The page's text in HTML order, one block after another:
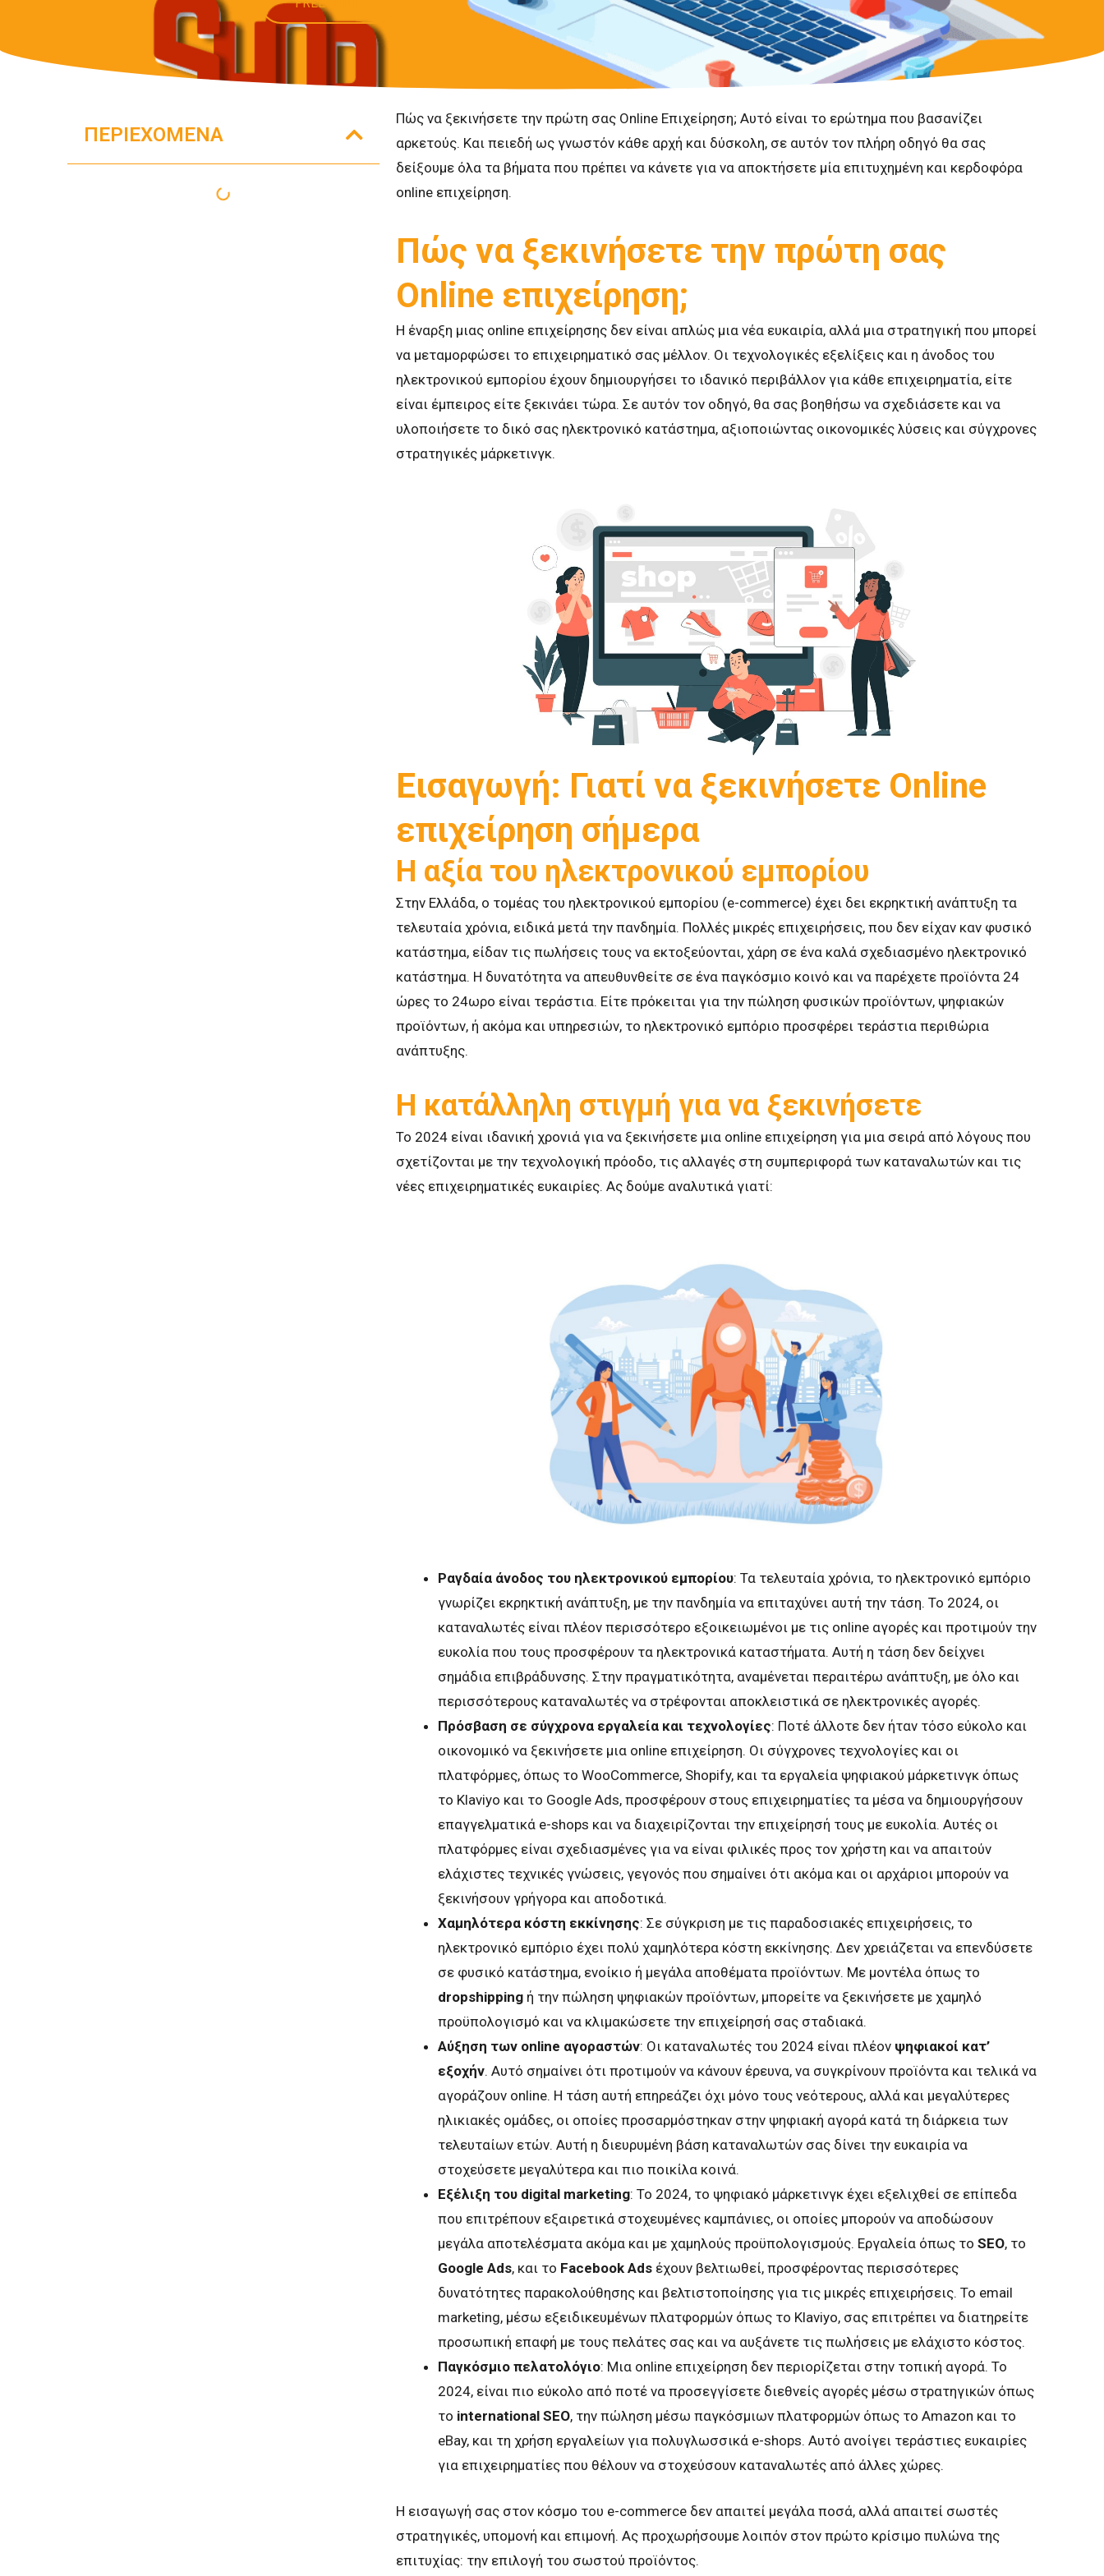
ΠΕΡΙΕΧΌΜΕΝΑ
Πώς να ξεκινήσετε την πρώτη σας Online Επιχείρηση; Αυτό είναι το ερώτημα που βασανίζει
αρκετούς. Και πειεδή ως γνωστόν κάθε αρχή και δύσκολη, σε αυτόν τον πλήρη οδηγό θα σας
δείξουμε όλα τα βήματα που πρέπει να κάνετε για να αποκτήσετε μία επιτυχημένη και κερδοφόρα
online επιχείρηση.
Πώς να ξεκινήσετε την πρώτη σας
Online επιχείρηση;
Η έναρξη μιας online επιχείρησης δεν είναι απλώς μια νέα ευκαιρία, αλλά μια στρατηγική που μπορεί
να μεταμορφώσει το επιχειρηματικό σας μέλλον. Οι τεχνολογικές εξελίξεις και η άνοδος του
ηλεκτρονικού εμπορίου έχουν δημιουργήσει το ιδανικό περιβάλλον για κάθε επιχειρηματία, είτε
είναι έμπειρος είτε ξεκινάει τώρα. Σε αυτόν τον οδηγό, θα σας βοηθήσω να σχεδιάσετε και να
υλοποιήσετε το δικό σας ηλεκτρονικό κατάστημα, αξιοποιώντας οικονομικές λύσεις και σύγχρονες
στρατηγικές μάρκετινγκ.
Εισαγωγή: Γιατί να ξεκινήσετε Online
επιχείρηση σήμερα
Η αξία του ηλεκτρονικού εμπορίου
Στην Ελλάδα, ο τομέας του ηλεκτρονικού εμπορίου (e-commerce) έχει δει εκρηκτική ανάπτυξη τα
τελευταία χρόνια, ειδικά μετά την πανδημία. Πολλές μικρές επιχειρήσεις, που δεν είχαν καν φυσικό
κατάστημα, είδαν τις πωλήσεις τους να εκτοξεύονται, χάρη σε ένα καλά σχεδιασμένο ηλεκτρονικό
κατάστημα. Η δυνατότητα να απευθυνθείτε σε ένα παγκόσμιο κοινό και να παρέχετε προϊόντα 24
ώρες το 24ωρο είναι τεράστια. Είτε πρόκειται για την πώληση φυσικών προϊόντων, ψηφιακών
προϊόντων, ή ακόμα και υπηρεσιών, το ηλεκτρονικό εμπόριο προσφέρει τεράστια περιθώρια
ανάπτυξης.
Η κατάλληλη στιγμή για να ξεκινήσετε
Το 2024 είναι ιδανική χρονιά για να ξεκινήσετε μια online επιχείρηση για μια σειρά από λόγους που
σχετίζονται με την τεχνολογική πρόοδο, τις αλλαγές στη συμπεριφορά των καταναλωτών και τις
νέες επιχειρηματικές ευκαιρίες. Ας δούμε αναλυτικά γιατί:
Ραγδαία άνοδος του ηλεκτρονικού εμπορίου: Τα τελευταία χρόνια, το ηλεκτρονικό εμπόριο
γνωρίζει εκρηκτική ανάπτυξη, με την πανδημία να επιταχύνει αυτή την τάση. Το 2024, οι
καταναλωτές είναι πλέον περισσότερο εξοικειωμένοι με τις online αγορές και προτιμούν την
ευκολία που τους προσφέρουν τα ηλεκτρονικά καταστήματα. Αυτή η τάση δεν δείχνει
σημάδια επιβράδυνσης. Στην πραγματικότητα, αναμένεται περαιτέρω ανάπτυξη, με όλο και
περισσότερους καταναλωτές να στρέφονται αποκλειστικά σε ηλεκτρονικές αγορές.
Πρόσβαση σε σύγχρονα εργαλεία και τεχνολογίες: Ποτέ άλλοτε δεν ήταν τόσο εύκολο και
οικονομικό να ξεκινήσετε μια online επιχείρηση. Οι σύγχρονες τεχνολογίες και οι
πλατφόρμες, όπως το WooCommerce, Shopify, και τα εργαλεία ψηφιακού μάρκετινγκ όπως
το Klaviyo και το Google Ads, προσφέρουν στους επιχειρηματίες τα μέσα να δημιουργήσουν
επαγγελματικά e-shops και να διαχειρίζονται την επιχείρησή τους με ευκολία. Αυτές οι
πλατφόρμες είναι σχεδιασμένες για να είναι φιλικές προς τον χρήστη και να απαιτούν
ελάχιστες τεχνικές γνώσεις, γεγονός που σημαίνει ότι ακόμα και οι αρχάριοι μπορούν να
ξεκινήσουν γρήγορα και αποδοτικά.
Χαμηλότερα κόστη εκκίνησης: Σε σύγκριση με τις παραδοσιακές επιχειρήσεις, το
ηλεκτρονικό εμπόριο έχει πολύ χαμηλότερα κόστη εκκίνησης. Δεν χρειάζεται να επενδύσετε
σε φυσικό κατάστημα, ενοίκιο ή μεγάλα αποθέματα προϊόντων. Με μοντέλα όπως το
dropshippingή την πώληση ψηφιακών προϊόντων, μπορείτε να ξεκινήσετε με χαμηλό
προϋπολογισμό και να κλιμακώσετε την επιχείρησή σας σταδιακά.
Αύξηση των online αγοραστών: Οι καταναλωτές του 2024 είναι πλέον ψηφιακοί κατ’
εξοχήν. Αυτό σημαίνει ότι προτιμούν να κάνουν έρευνα, να συγκρίνουν προϊόντα και τελικά να
αγοράζουν online. Η τάση αυτή επηρεάζει όχι μόνο τους νεότερους, αλλά και μεγαλύτερες
ηλικιακές ομάδες, οι οποίες προσαρμόστηκαν στην ψηφιακή αγορά κατά τη διάρκεια των
τελευταίων ετών. Αυτή η διευρυμένη βάση καταναλωτών σας δίνει την ευκαιρία να
στοχεύσετε μεγαλύτερα και πιο ποικίλα κοινά.
Εξέλιξη του digital marketing: Το 2024, το ψηφιακό μάρκετινγκ έχει εξελιχθεί σε επίπεδα
που επιτρέπουν εξαιρετικά στοχευμένες καμπάνιες, οι οποίες μπορούν να αποδώσουν
μεγάλα αποτελέσματα ακόμα και με χαμηλούς προϋπολογισμούς. Εργαλεία όπως το SEO, το
Google Ads, και το Facebook Adsέχουν βελτιωθεί, προσφέροντας περισσότερες
δυνατότητες παρακολούθησης και βελτιστοποίησης για τις μικρές επιχειρήσεις. Το email
marketing, μέσω εξειδικευμένων πλατφορμών όπως το Klaviyo, σας επιτρέπει να διατηρείτε
προσωπική επαφή με τους πελάτες σας και να αυξάνετε τις πωλήσεις με ελάχιστο κόστος.
Παγκόσμιο πελατολόγιο: Μια online επιχείρηση δεν περιορίζεται στην τοπική αγορά. Το
2024, είναι πιο εύκολο από ποτέ να προσεγγίσετε διεθνείς αγορές μέσω στρατηγικών όπως
το international SEO, την πώληση μέσω παγκόσμιων πλατφορμών όπως το Amazon και το
eBay, και τη χρήση εργαλείων για πολυγλωσσικά e-shops. Αυτό ανοίγει τεράστιες ευκαιρίες
για επιχειρηματίες που θέλουν να στοχεύσουν καταναλωτές από άλλες χώρες.
Η εισαγωγή σας στον κόσμο του e-commerce δεν απαιτεί μεγάλα ποσά, αλλά απαιτεί σωστές
στρατηγικές, υπομονή και επιμονή. Ας προχωρήσουμε λοιπόν στον πρώτο κρίσιμο πυλώνα της
επιτυχίας: την επιλογή του σωστού προϊόντος.